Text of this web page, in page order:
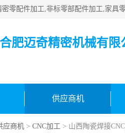
合肥迈奇精密机械有限
供应商机
应商机 > CNC加工 > 山西陶瓷焊接